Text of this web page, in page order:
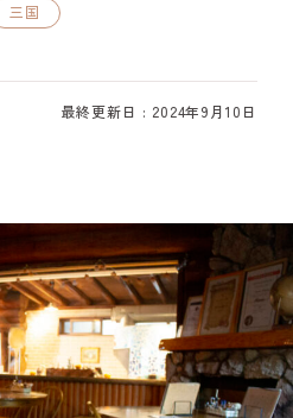
三国
最終更新日 : 2024年9月10日